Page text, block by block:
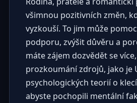
všimnou pozitivních změn,
vyzkouší. To jim může
podporu, zvýšit důvěru a
máte zájem dozvědět se
prozkoumání zdrojů, jako je
psychologických teorií o
abyste pochopili mentální